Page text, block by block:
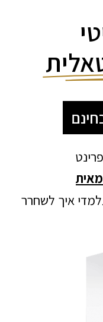
איך לשחרר